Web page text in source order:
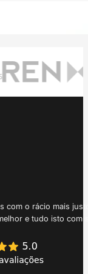
com o rácio mais
e tudo isto